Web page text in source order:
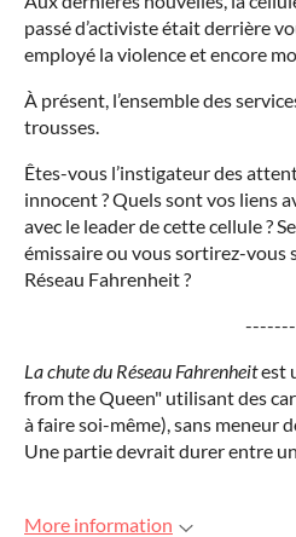
passé d’activiste était derrière
employé la violence et encore
À présent, l’ensemble des
trousses.
Êtes-vous l’instigateur des
innocent ? Quels sont vos liens
avec le leader de cette cellule ?
émissaire ou vous sortirez-vous
Réseau Fahrenheit ?
-------
La chute du Réseau Fahrenheitest
from the Queen" utilisant des
à faire soi-même), sans meneur
Une partie devrait durer entre
More information